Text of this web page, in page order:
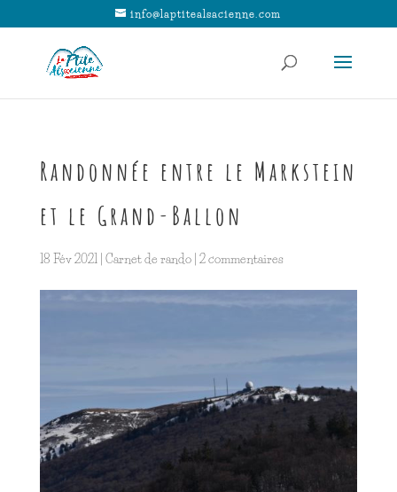
info@laptitealsacienne.com
Randonnée entre le Markstein
et le Grand-Ballon
18 Fév 2021| Carnet de rando| 2 commentaires